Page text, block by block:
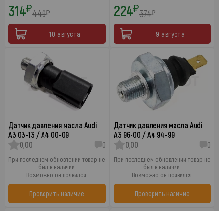
314₽449₽
10 августа
224₽374₽
9 августа
Датчик давления масла Audi
A3 03-13 / A4 00-09
0,00
0
При последнем обновлении товар не
был в наличии.
Возможно он появился.
Проверить наличие
Датчик давления масла Audi
A3 96-00 / A4 94-99
0,00
0
При последнем обновлении товар не
был в наличии.
Возможно он появился.
Проверить наличие